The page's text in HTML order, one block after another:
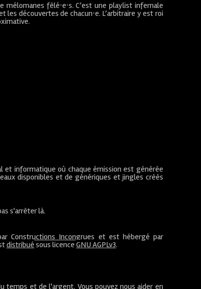
mélomanes fêlé⋅e⋅s. C’est une playlist infernale
les découvertes de chacun⋅e. L’arbitraire y est roi
et informatique où chaque émission est générée
disponibles et de génériques et jingles créés
s'arrêter là.
Constructions Incongrues et est hébergé par
distribué sous licence GNU AGPLv3.
temps et de l'argent. Vous pouvez nous aider en